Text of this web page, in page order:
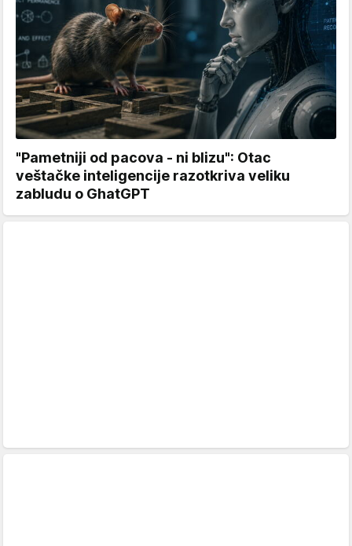
"Pametniji od pacova - ni blizu": Otac
veštačke inteligencije razotkriva veliku
zabludu o GhatGPT